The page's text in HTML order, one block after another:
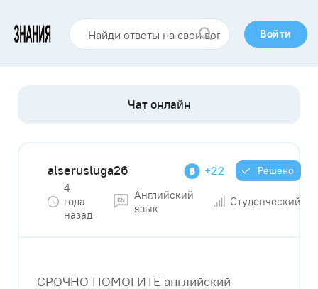
Войти
alserusluga26 +22 Решено
4
года
назад
Английский
язык
Студенческий
СРОЧНО ПОМОГИТЕ английский ​